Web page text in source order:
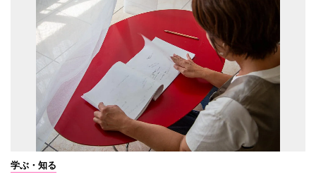
学ぶ・知る